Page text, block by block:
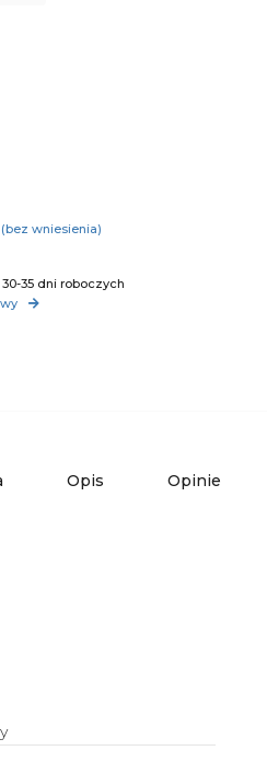
(bez wniesienia)
35 dni roboczych
Opis Opinie